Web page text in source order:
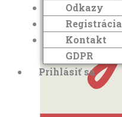
Odkazy
Registrácia
Kontakt
GDPR
Prihlásiť sa